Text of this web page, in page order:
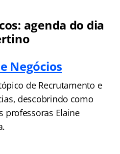
agenda do dia
Negócios
de Recrutamento e
descobrindo como
professoras Elaine